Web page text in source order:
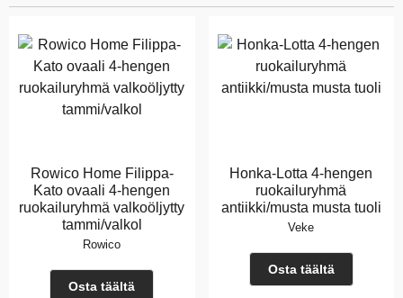
Rowico Home Filippa-
Kato ovaali 4-hengen
ruokailuryhmä valkoöljytty
tammi/valkol
Rowico
Osta täältä
Honka-Lotta 4-hengen
ruokailuryhmä
antiikki/musta musta tuoli
Veke
Osta täältä